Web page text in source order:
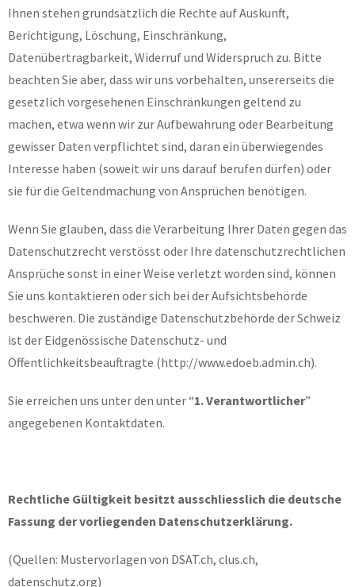
Ihnen stehen grundsätzlich die Rechte auf Auskunft,
Berichtigung, Löschung, Einschränkung,
Datenübertragbarkeit, Widerruf und Widerspruch zu. Bitte
beachten Sie aber, dass wir uns vorbehalten, unsererseits die
gesetzlich vorgesehenen Einschränkungen geltend zu
machen, etwa wenn wir zur Aufbewahrung oder Bearbeitung
gewisser Daten verpflichtet sind, daran ein überwiegendes
Interesse haben (soweit wir uns darauf berufen dürfen) oder
sie für die Geltendmachung von Ansprüchen benötigen.
Wenn Sie glauben, dass die Verarbeitung Ihrer Daten gegen das
Datenschutzrecht verstösst oder Ihre datenschutzrechtlichen
Ansprüche sonst in einer Weise verletzt worden sind, können
Sie uns kontaktieren oder sich bei der Aufsichtsbehörde
beschweren. Die zuständige Datenschutzbehörde der Schweiz
ist der Eidgenössische Datenschutz- und
Öffentlichkeitsbeauftragte (http://www.edoeb.admin.ch).
Sie erreichen uns unter den unter “1.Verantwortlicher”
angegebenen Kontaktdaten.
Rechtliche Gültigkeit besitzt ausschliesslich die deutsche
Fassung der vorliegenden Datenschutzerklärung.
(Quellen: Mustervorlagen von DSAT.ch, clus.ch,
datenschutz.org)